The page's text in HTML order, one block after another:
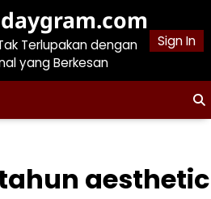
Terlupakan dengan
yang Berkesan
Sign In
aesthetic